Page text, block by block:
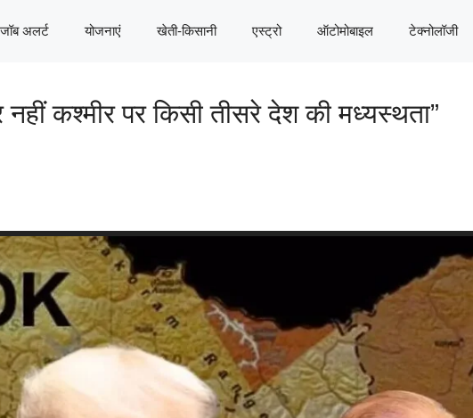
जॉब अलर्ट योजनाएं खेती-किसानी एस्ट्रो ऑटोमोबाइल टेक्नोलॉजी
कश्मीर पर किसी तीसरे देश की मध्यस्थता”